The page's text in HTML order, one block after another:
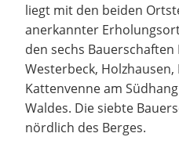
liegt mit den beiden
anerkannter
den sechs
Westerbeck,
Kattenvenne am
Waldes. Die siebte
nördlich des Berges.